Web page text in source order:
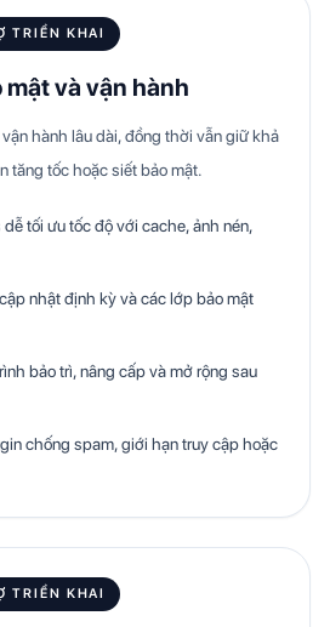
TRIỂN KHAI
và vận hành
hành lâu dài, đồng thời vẫn giữ khả
tăng tốc hoặc siết bảo mật.
tối ưu tốc độ với cache, ảnh nén,
nhật định kỳ và các lớp bảo mật
bảo trì, nâng cấp và mở rộng sau
chống spam, giới hạn truy cập hoặc
TRIỂN KHAI